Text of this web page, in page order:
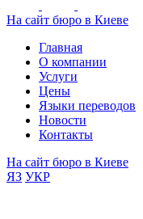
На сайт бюро в Киеве
Главная
О компании
Услуги
Цены
Языки переводов
Новости
Контакты
На сайт бюро в Киеве
ЯЗ УКР